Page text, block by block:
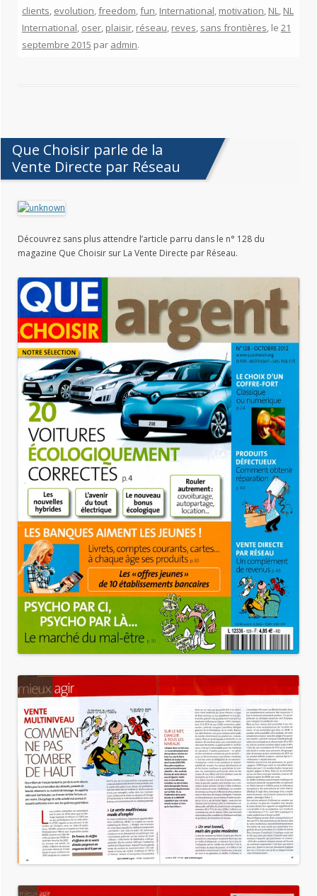
clients, evolution,freedom,fun, International, motivation, NL, NL
International, oser, plaisir, réseau, reves, sans frontières, le 21
septembre 2015 par admin.
Que Choisir parle de la
Vente Directe par Réseau
Découvrez sans plus attendre l’article parru dans le n° 128 du
magazine Que Choisir sur La Vente Directe par Réseau.